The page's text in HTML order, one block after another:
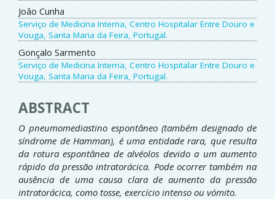
João Cunha
Serviço de Medicina Interna, Centro Hospitalar Entre Douro e
Vouga, Santa Maria da Feira, Portugal.
Gonçalo Sarmento
Serviço de Medicina Interna, Centro Hospitalar Entre Douro e
Vouga, Santa Maria da Feira, Portugal.
ABSTRACT
O pneumomediastino espontâneo (também designado de
síndrome de Hamman), é uma entidade rara, que resulta
da rotura espontânea de alvéolos devido a um aumento
rápido da pressão intratorácica. Pode ocorrer também na
ausência de uma causa clara de aumento da pressão
intratorácica, como tosse, exercício intenso ou vómito.